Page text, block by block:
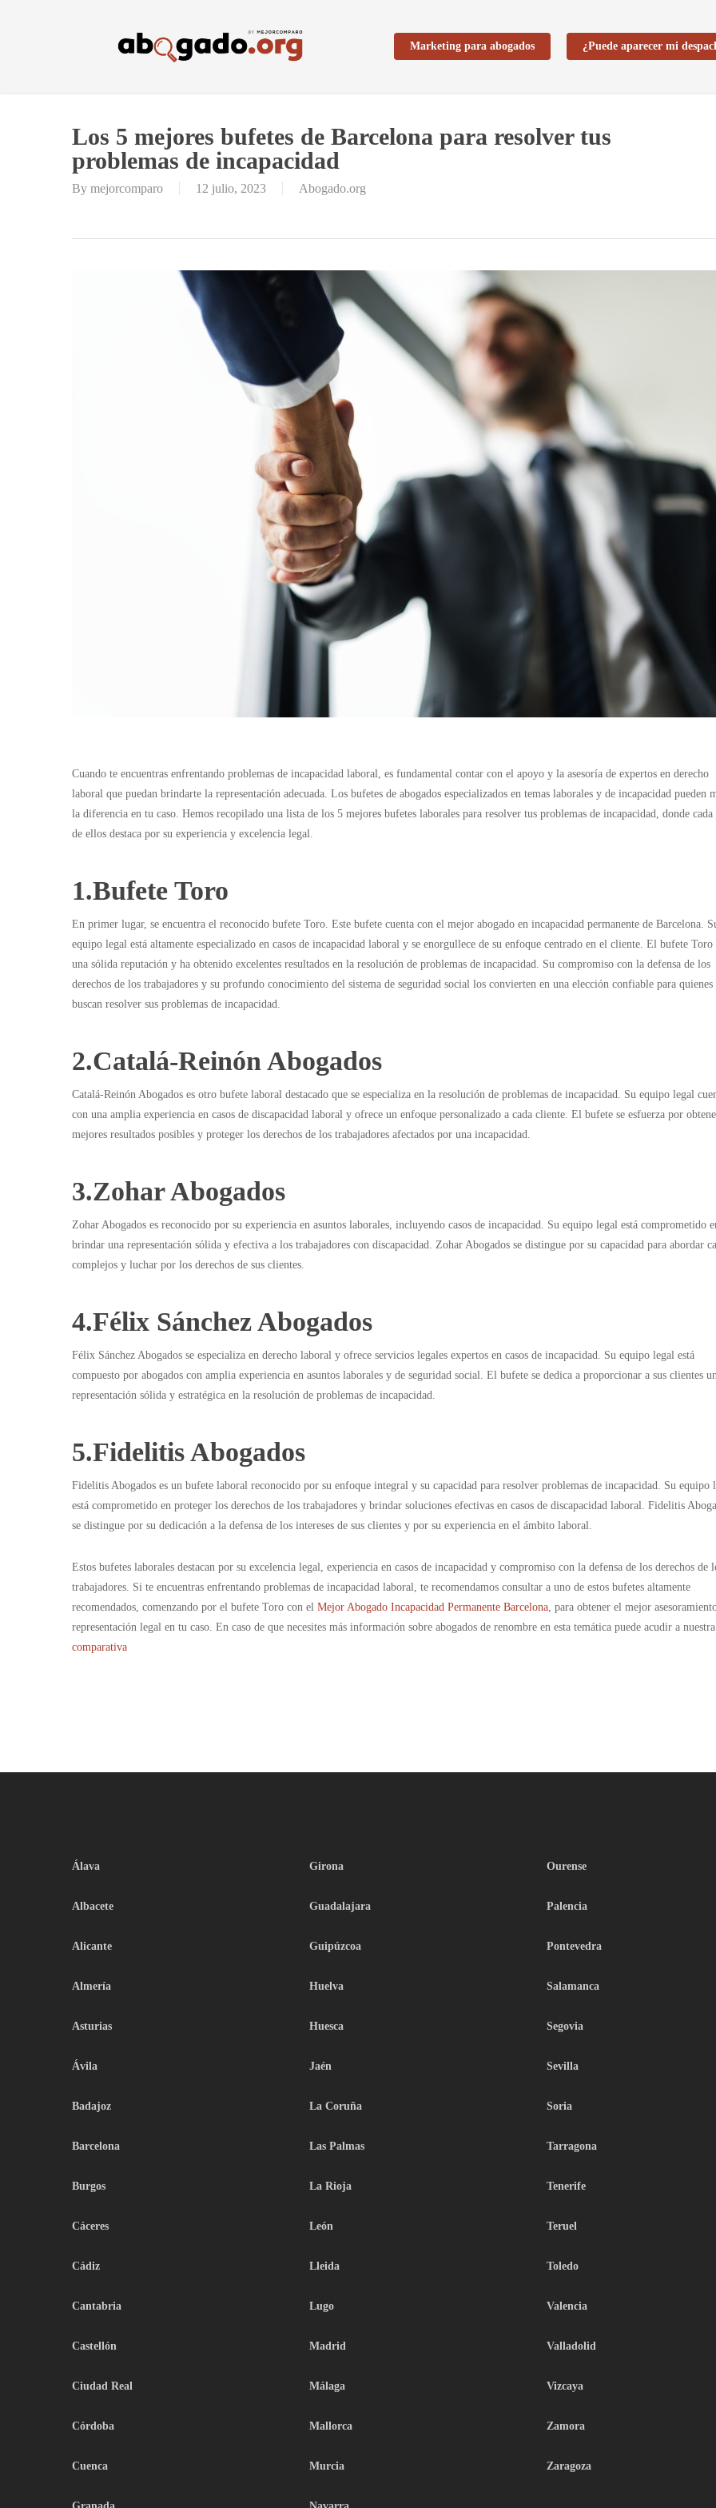
Marketing para abogados ¿Puede aparecer mi
Los 5 mejores bufetes de Barcelona para resolver tus
problemas de incapacidad
By mejorcomparo 12 julio, 2023 Abogado.org
Cuando te encuentras enfrentando problemas de incapacidad laboral, es fundamental contar con el apoyo y la asesoría de expertos en derecho
laboral que puedan brindarte la representación adecuada. Los bufetes de abogados especializados en temas laborales y de incapacidad pueden
la diferencia en tu caso. Hemos recopilado una lista de los 5 mejores bufetes laborales para resolver tus problemas de incapacidad, donde cada
de ellos destaca por su experiencia y excelencia legal.
1.Bufete Toro
En primer lugar, se encuentra el reconocido bufete Toro. Este bufete cuenta con el mejor abogado en incapacidad permanente de Barcelona.
equipo legal está altamente especializado en casos de incapacidad laboral y se enorgullece de su enfoque centrado en el cliente. El bufete Toro
una sólida reputación y ha obtenido excelentes resultados en la resolución de problemas de incapacidad. Su compromiso con la defensa de los
derechos de los trabajadores y su profundo conocimiento del sistema de seguridad social los convierten en una elección confiable para quienes
buscan resolver sus problemas de incapacidad.
2.Catalá-Reinón Abogados
Catalá-Reinón Abogados es otro bufete laboral destacado que se especializa en la resolución de problemas de incapacidad. Su equipo legal
con una amplia experiencia en casos de discapacidad laboral y ofrece un enfoque personalizado a cada cliente. El bufete se esfuerza por
mejores resultados posibles y proteger los derechos de los trabajadores afectados por una incapacidad.
3.Zohar Abogados
Zohar Abogados es reconocido por su experiencia en asuntos laborales, incluyendo casos de incapacidad. Su equipo legal está comprometido
brindar una representación sólida y efectiva a los trabajadores con discapacidad. Zohar Abogados se distingue por su capacidad para abordar
complejos y luchar por los derechos de sus clientes.
4.Félix Sánchez Abogados
Félix Sánchez Abogados se especializa en derecho laboral y ofrece servicios legales expertos en casos de incapacidad. Su equipo legal está
compuesto por abogados con amplia experiencia en asuntos laborales y de seguridad social. El bufete se dedica a proporcionar a sus clientes
representación sólida y estratégica en la resolución de problemas de incapacidad.
5.Fidelitis Abogados
Fidelitis Abogados es un bufete laboral reconocido por su enfoque integral y su capacidad para resolver problemas de incapacidad. Su equipo
está comprometido en proteger los derechos de los trabajadores y brindar soluciones efectivas en casos de discapacidad laboral. Fidelitis
se distingue por su dedicación a la defensa de los intereses de sus clientes y por su experiencia en el ámbito laboral.
Estos bufetes laborales destacan por su excelencia legal, experiencia en casos de incapacidad y compromiso con la defensa de los derechos de
trabajadores. Si te encuentras enfrentando problemas de incapacidad laboral, te recomendamos consultar a uno de estos bufetes altamente
recomendados, comenzando por el bufete Toro con el Mejor Abogado Incapacidad Permanente Barcelona , para obtener el mejor
representación legal en tu caso. En caso de que necesites más información sobre abogados de renombre en esta temática puede acudir a nuestra
comparativa
Álava
Albacete
Alicante
Almería
Asturias
Ávila
Badajoz
Barcelona
Burgos
Cáceres
Cádiz
Cantabria
Castellón
Ciudad Real
Córdoba
Cuenca
Girona
Guadalajara
Guipúzcoa
Huelva
Huesca
Jaén
La Coruña
Las Palmas
La Rioja
León
Lleida
Lugo
Madrid
Málaga
Mallorca
Murcia
Ourense
Palencia
Pontevedra
Salamanca
Segovia
Sevilla
Soria
Tarragona
Tenerife
Teruel
Toledo
Valencia
Valladolid
Vizcaya
Zamora
Zaragoza